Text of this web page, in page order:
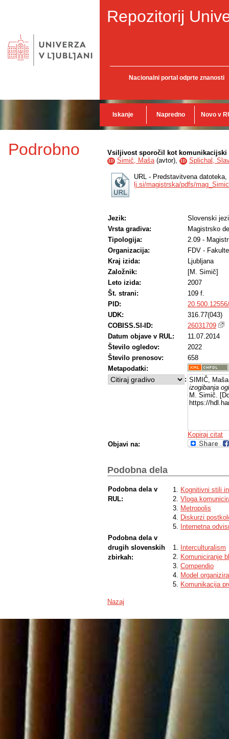
Repozitorij
Nacionalni portal odprte znanosti
Iskanje Napredno Novo v
Podrobno Vsiljivost sporočil kot
ID Simič, Maša(avtor), ID Splichal,
URL - Predstavitvena
lj.si/magistrska/pdfs/
Jezik:
Slovenski
Vrsta gradiva:
Magistrsko
Tipologija:
2.09 -
Organizacija:
FDV -
Kraj izida:
Ljubljana
Založnik:
[M. Simič]
Leto izida:
2007
Št. strani:
109 f.
PID:
UDK:
316.77(043)
COBISS.SI-ID:
26031709
Datum objave v RUL:
11.07.2014
Število ogledov:
2022
Število prenosov:
658
Metapodatki:
: SIMIČ,
izogibanja
M. Simič.
https://
Kopiraj citat
Objavi na:
Podobna dela
Podobna dela v
RUL:
Kognitivni stili
Vloga
Metropolis
Diskurzi
Internetna
Podobna dela v
drugih slovenskih
zbirkah:
Interculturalism
Komuniciranje
Compendio
Model
Komunikacija
Nazaj